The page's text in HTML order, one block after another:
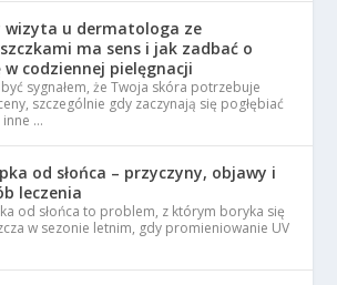
wizyta u dermatologa ze
ma sens i jak zadbać o
w codziennej pielęgnacji
sygnałem, że Twoja skóra potrzebuje
szczególnie gdy zaczynają się pogłębiać
inne …
od słońca – przyczyny, objawy i
leczenia
od słońca to problem, z którym boryka się
w sezonie letnim, gdy promieniowanie UV